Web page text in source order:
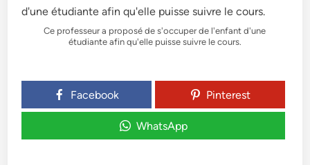
Ce professeur a proposé de s'occuper de l'enfant d'une
étudiante afin qu'elle puisse suivre le cours.
Facebook Pinterest
WhatsApp